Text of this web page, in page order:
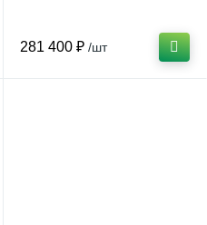
281 400 ₽ /шт